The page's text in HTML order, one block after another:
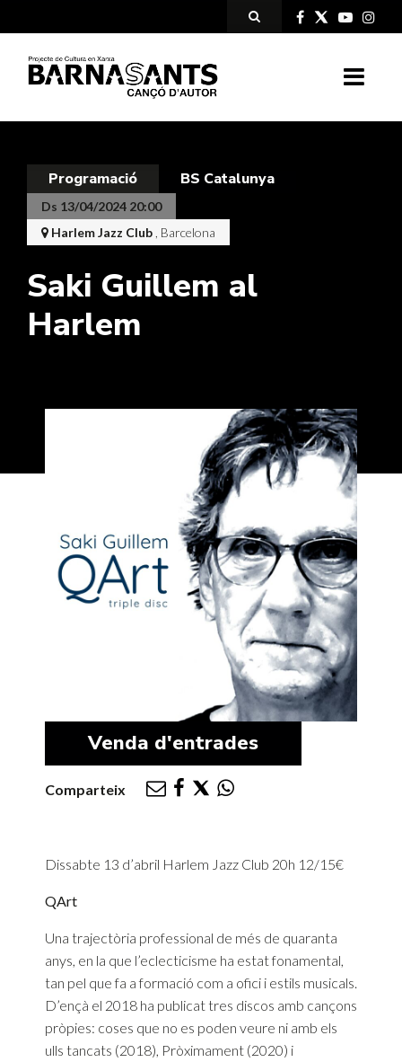
Programació BS Catalunya
Ds 13/04/2024 20:00
Harlem Jazz Club , Barcelona
Saki Guillem al
Harlem
Venda d'entrades
Comparteix
Dissabte 13 d’abril Harlem Jazz Club 20h 12/15€
QArt
Una trajectòria professional de més de quaranta
anys, en la que l’eclecticisme ha estat fonamental,
tan pel que fa a formació com a ofici i estils musicals.
D’ençà el 2018 ha publicat tres discos amb cançons
pròpies: coses que no es poden veure ni amb els
ulls tancats (2018), Pròximament (2020) i